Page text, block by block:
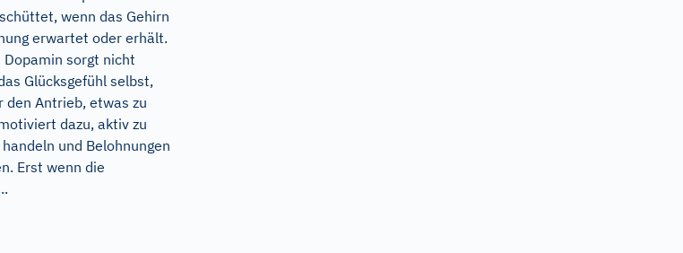
wenn das Gehirn
erwartet oder erhält.
sorgt nicht
Glücksgefühl selbst,
den Antrieb, etwas zu
dazu, aktiv zu
und Belohnungen
Erst wenn die